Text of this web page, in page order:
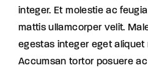
integer. Et molestie ac
mattis ullamcorper velit.
egestas integer eget aliquet
Accumsan tortor posuere